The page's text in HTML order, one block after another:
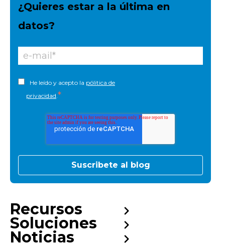
¿Quieres estar a la última en
datos?
He leído y acepto la pólitica de
privacidad.*
Recursos
Soluciones
Noticias